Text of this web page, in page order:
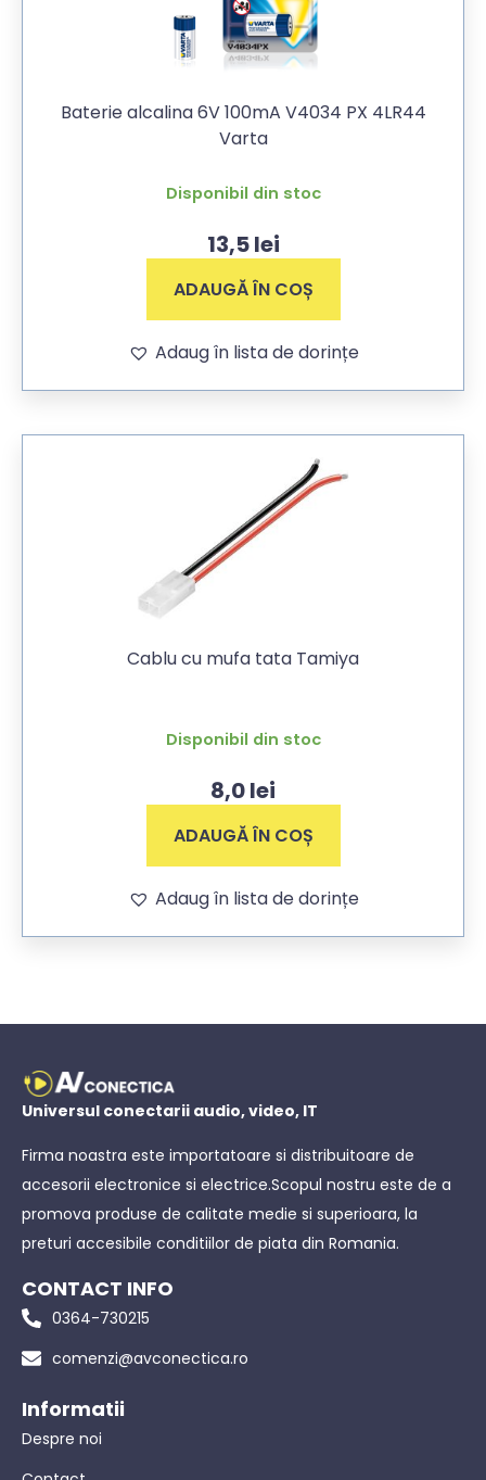
Baterie alcalina 6V 100mA V4034 PX 4LR44
Varta
Disponibil din stoc
13,5lei
ADAUGĂ ÎN COȘ
Adaug în lista de dorințe
Cablu cu mufa tata Tamiya
Disponibil din stoc
8,0lei
ADAUGĂ ÎN COȘ
Adaug în lista de dorințe
Universul conectarii audio, video, IT
Firma noastra este importatoare si distribuitoare de
accesorii electronice si electrice.Scopul nostru este de a
promova produse de calitate medie si superioara, la
preturi accesibile conditiilor de piata din Romania.
CONTACT INFO
0364-730215
comenzi@avconectica.ro
Informatii
Despre noi